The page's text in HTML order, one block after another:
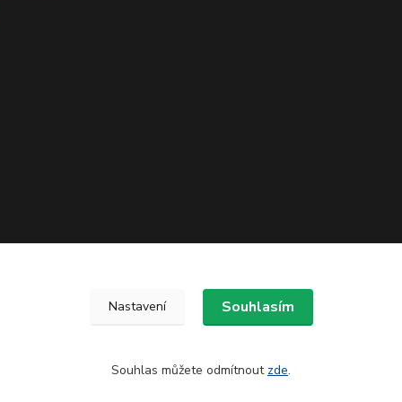
Nastavení Souhlasím
Souhlas můžete odmítnout zde.